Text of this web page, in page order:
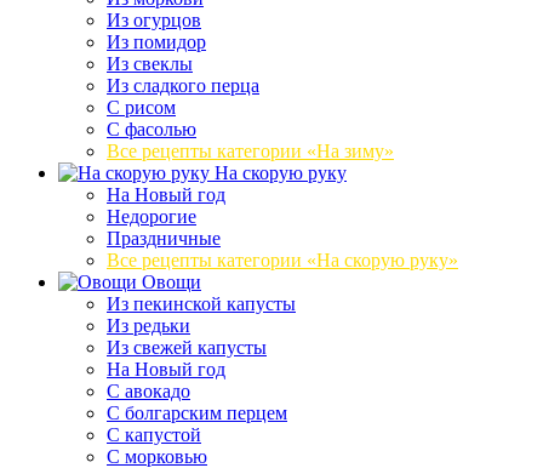
Из огурцов
Из помидор
Из свеклы
Из сладкого перца
С рисом
С фасолью
Все рецепты категории «На зиму»
На скорую руку
На Новый год
Недорогие
Праздничные
Все рецепты категории «На скорую руку»
Овощи
Из пекинской капусты
Из редьки
Из свежей капусты
На Новый год
С авокадо
С болгарским перцем
С капустой
С морковью